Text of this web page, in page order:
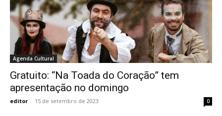
Agenda Cultural
Gratuito: “Na Toada do Coração” tem
apresentação no domingo
editor - 15 de setembro de 2023 0